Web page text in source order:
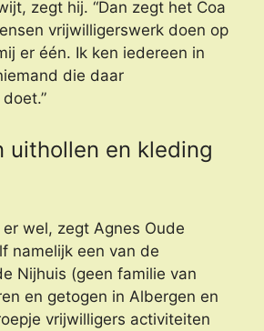
zegt hij. “Dan zegt het Coa
vrijwilligerswerk doen op
er één. Ik ken iedereen in
die daar
uithollen en kleding
wel, zegt Agnes Oude
namelijk een van de
Nijhuis (geen familie van
en getogen in Albergen en
vrijwilligers activiteiten